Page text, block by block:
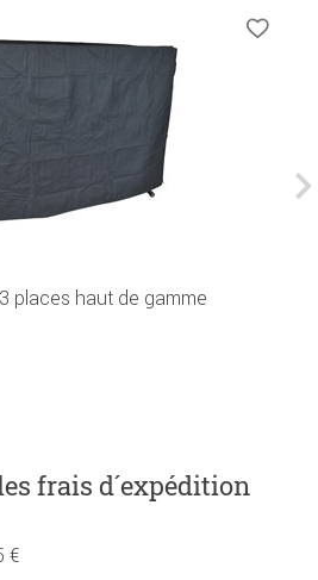
places haut de gamme
frais d´expédition
€